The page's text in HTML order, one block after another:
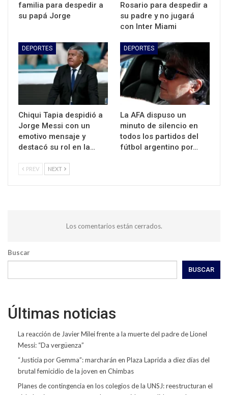
familia para despedir a
su papá Jorge
Rosario para despedir a
su padre y no jugará
con Inter Miami
DEPORTES
Chiqui Tapia despidió a
Jorge Messi con un
emotivo mensaje y
destacó su rol en la…
DEPORTES
La AFA dispuso un
minuto de silencio en
todos los partidos del
fútbol argentino por…
PREV NEXT
Los comentarios están cerrados.
Buscar
BUSCAR
Últimas noticias
La reacción de Javier Milei frente a la muerte del padre de Lionel
Messi: “Da vergüenza”
“Justicia por Gemma”: marcharán en Plaza Laprida a diez días del
brutal femicidio de la joven en Chimbas
Planes de contingencia en los colegios de la UNSJ: reestructuran el